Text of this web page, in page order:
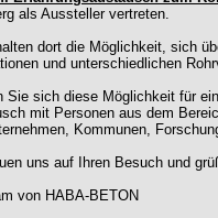
als Aussteller vertreten.
dort die Möglichkeit, sich
und unterschiedlichen
Sie sich diese Möglichkeit für
mit Personen aus dem
Kommunen,
uns auf Ihren Besuch und
von HABA-BETON